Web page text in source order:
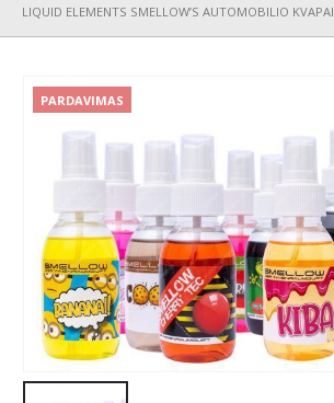
LIQUID ELEMENTS SMELLOW’S AUTOMOBILIO KVAPAI
PARDAVIMAS